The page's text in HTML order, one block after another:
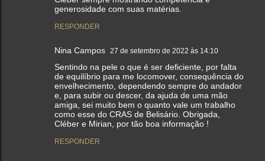
generosidade com suas matérias.
RESPONDER
Nina Campos 27 de setembro de 2022 às 14:10
Sentindo na pele o que é ser deficiente, por falta
de equilíbrio para me locomover, consequência do
envelhecimento, dependendo sempre do andador
e, para subir ou descer, da ajuda de uma mão
amiga, sei muito bem o quanto vale um trabalho
como esse do CRAS de Belisário. Obrigada,
Cléber e Mirian, por tão boa informação !
RESPONDER